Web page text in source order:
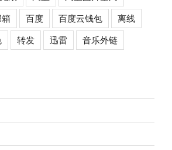
百度 百度云钱包
离线
转发 迅雷 音乐外链